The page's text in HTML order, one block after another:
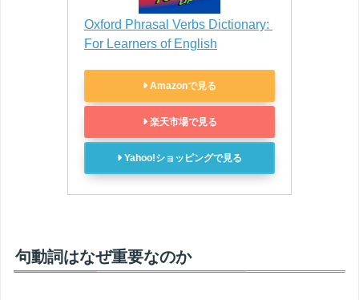
Oxford Phrasal Verbs Dictionary:
For Learners of English
Amazonで見る
楽天市場で見る
Yahoo!ショッピングで見る
句動詞はなぜ重要なのか